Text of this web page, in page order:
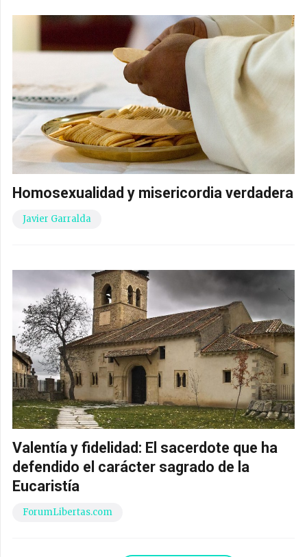
Homosexualidad y misericordia verdadera
Javier Garralda
Valentía y fidelidad: El sacerdote que ha
defendido el carácter sagrado de la
Eucaristía
ForumLibertas.com